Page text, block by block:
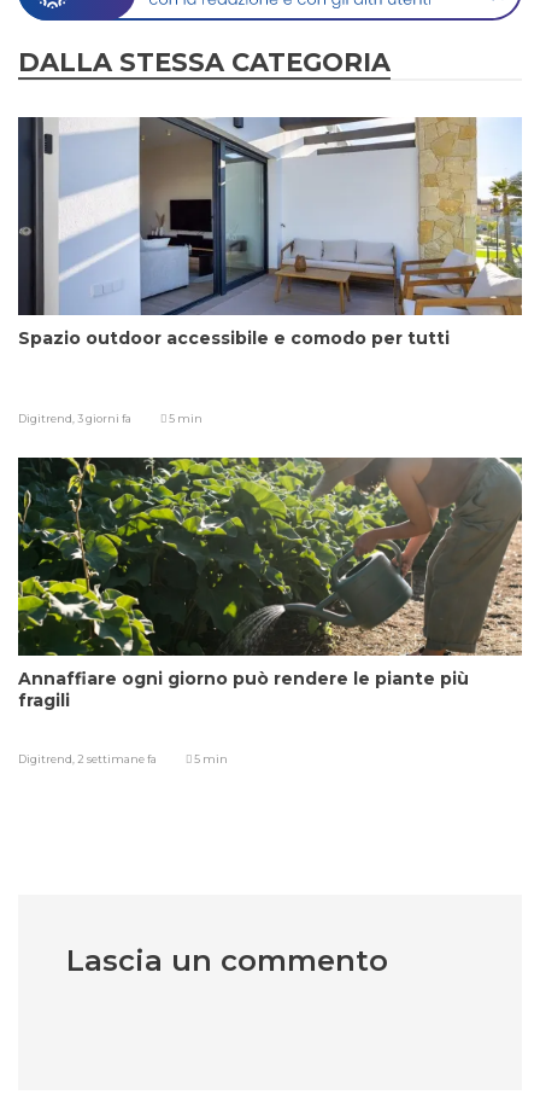
DALLA STESSA CATEGORIA
Spazio outdoor accessibile e comodo per tutti
Digitrend,3 giorni fa 5 min
Annaffiare ogni giorno può rendere le piante più
fragili
Digitrend,2 settimane fa 5 min
Lascia un commento